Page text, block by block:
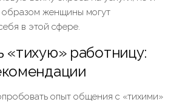
образом женщины могут
в этой сфере.
«тихую» работницу:
опыт общения с «тихими»